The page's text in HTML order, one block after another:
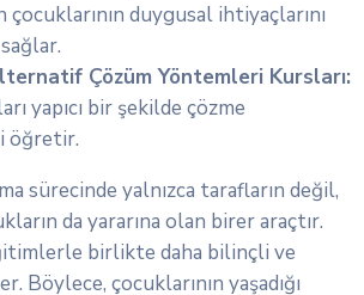
duygusal ihtiyaçlarını
Çözüm Yöntemleri Kursları:
yapıcı bir şekilde çözme
öğretir.
sürecinde yalnızca tarafların değil,
da yararına olan birer araçtır.
birlikte daha bilinçli ve
Böylece, çocuklarının yaşadığı